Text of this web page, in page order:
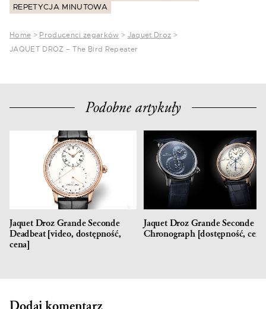
REPETYCJA MINUTOWA
Home > Producenci zegarków > Jaquet Droz >
JAQUET DROZ – The Bird Repeater
Podobne artykuły
Jaquet Droz Grande Seconde
Deadbeat [video, dostępność,
cena]
Jaquet Droz Grande Seconde
Chronograph [dostępność,